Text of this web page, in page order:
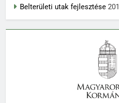
Belterületi utak fejlesztése